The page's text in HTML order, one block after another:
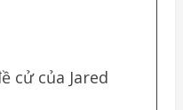
cử của Jared